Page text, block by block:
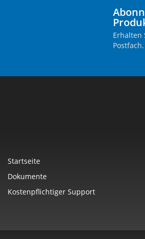
Erhalten
Postfach.
Startseite
Dokumente
Kostenpflichtiger Support